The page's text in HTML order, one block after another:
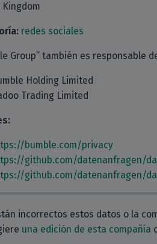
redes sociales
Group” también es responsable
Holding Limited
Trading Limited
bumble.com/privacy
github.com/datenanfragen/
github.com/datenanfragen/
incorrectos estos datos o la
una edición de esta compañía